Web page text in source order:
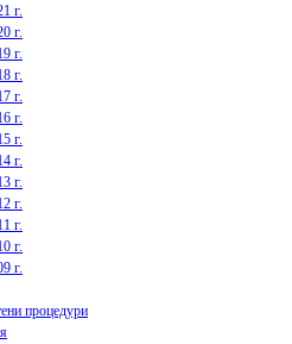
г.
г.
г.
г.
г.
г.
г.
г.
г.
г.
г.
г.
г.
процедури